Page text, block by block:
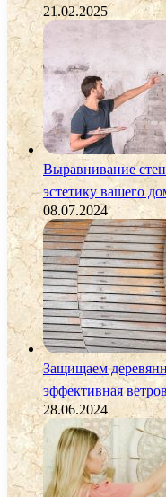
21.02.2025
Выравнивание
эстетику вашего
08.07.2024
Защищаем
эффективная
28.06.2024